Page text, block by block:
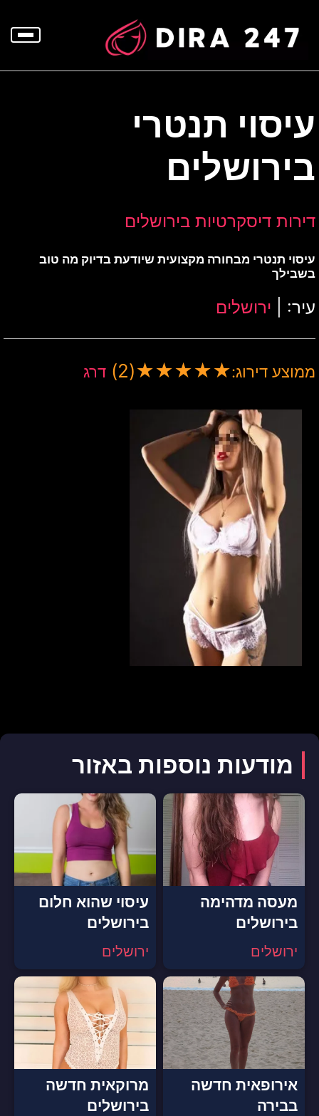
עיסוי תנטרי
בירושלים
דירות דיסקרטיות בירושלים
עיסוי תנטרי מבחורה מקצועית שיודעת בדיוק מה טוב
בשבילך
עיר: | ירושלים
ממוצע דירוג:★
★
★
★
★
(2) דרג
מודעות נוספות באזור
מעסה מדהימה
בירושלים
ירושלים
עיסוי שהוא חלום
בירושלים
ירושלים
אירופאית חדשה
בבירה
מרוקאית חדשה
בירושלים